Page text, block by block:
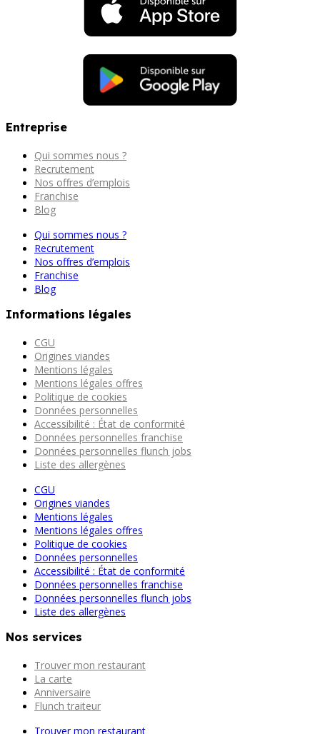
Entreprise
Qui sommes nous ?
Recrutement
Nos offres d’emplois
Franchise
Blog
Qui sommes nous ?
Recrutement
Nos offres d’emplois
Franchise
Blog
Informations légales
CGU
Origines viandes
Mentions légales
Mentions légales offres
Politique de cookies
Données personnelles
Accessibilité : État de conformité
Données personnelles franchise
Données personnelles flunch jobs
Liste des allergènes
CGU
Origines viandes
Mentions légales
Mentions légales offres
Politique de cookies
Données personnelles
Accessibilité : État de conformité
Données personnelles franchise
Données personnelles flunch jobs
Liste des allergènes
Nos services
Trouver mon restaurant
La carte
Anniversaire
Flunch traiteur
Trouver mon restaurant